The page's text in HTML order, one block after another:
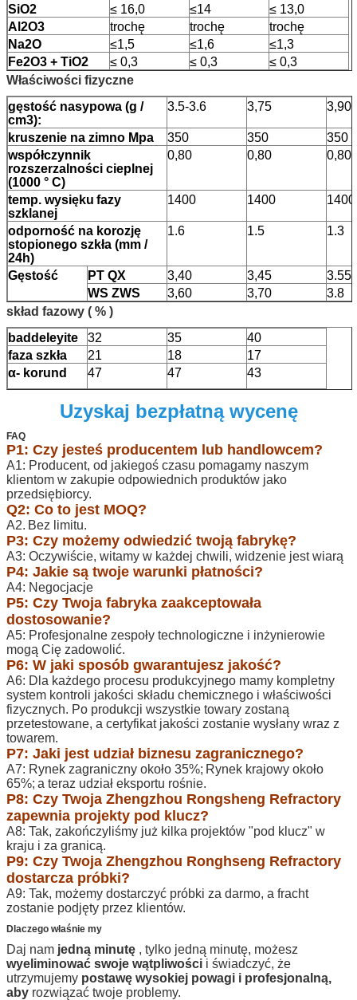
SiO2 ≤ 16,0 ≤14
≤ 13,0
Al2O3
trochę trochę
trochę
Na2O
≤1,5 ≤1,6
≤1,3
Fe2O3 + TiO2
≤ 0,3 ≤ 0,3
≤ 0,3
Właściwości fizyczne
gęstość nasypowa (g /
cm3):
3.5-3.6 3,75 3,90
kruszenie na zimno Mpa 350 350
350
współczynnik
rozszerzalności cieplnej
(1000 ° C)
0,80 0,80 0,80
temp. wysięku fazy
szklanej
1400 1400 1400
odporność na korozję
stopionego szkła (mm /
24h)
1.6 1.5 1.3
Gęstość PT QX 3,40 3,45
3.55
WS ZWS
3,60 3,70
3.8
skład fazowy ( % )
baddeleyite
32 35
40
faza szkła
21 18
17
α- korund 47 47 43
Uzyskaj bezpłatną wycenę
FAQ
P1: Czy jesteś producentem lub handlowcem?
A1: Producent, od jakiegoś czasu pomagamy naszym
klientom w zakupie odpowiednich produktów jako
przedsiębiorcy.
Q2: Co to jest MOQ?
A2. Bez limitu.
P3: Czy możemy odwiedzić twoją fabrykę?
A3: Oczywiście, witamy w każdej chwili, widzenie jest wiarą
P4: Jakie są twoje warunki płatności?
A4: Negocjacje
P5: Czy Twoja fabryka zaakceptowała
dostosowanie?
A5: Profesjonalne zespoły technologiczne i inżynierowie
mogą Cię zadowolić.
P6: W jaki sposób gwarantujesz jakość?
A6: Dla każdego procesu produkcyjnego mamy kompletny
system kontroli jakości składu chemicznego i właściwości
fizycznych. Po produkcji wszystkie towary zostaną
przetestowane, a certyfikat jakości zostanie wysłany wraz z
towarem.
P7: Jaki jest udział biznesu zagranicznego?
A7: Rynek zagraniczny około 35%; Rynek krajowy około
65%; a teraz udział eksportu rośnie.
P8: Czy Twoja Zhengzhou Rongsheng Refractory
zapewnia projekty pod klucz?
A8: Tak, zakończyliśmy już kilka projektów "pod klucz" w
kraju i za granicą.
P9: Czy Twoja Zhengzhou Ronghseng Refractory
dostarcza próbki?
A9: Tak, możemy dostarczyć próbki za darmo, a fracht
zostanie podjęty przez klientów.
Dlaczego właśnie my
Daj nam jedną minutę , tylko jedną minutę, możesz
wyeliminować swoje wątpliwości i świadczyć, że
utrzymujemy postawę wysokiej powagi i profesjonalną,
aby rozwiązać twoje problemy.